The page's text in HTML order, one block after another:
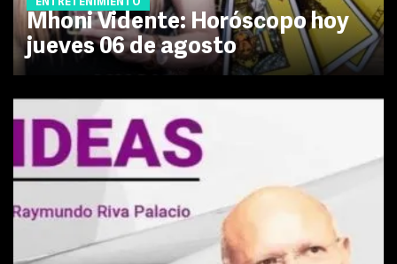
ENTRETENIMIENTO
Mhoni Vidente: Horóscopo hoy
jueves 06 de agosto